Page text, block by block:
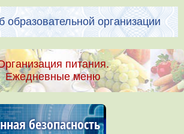
образовательной организации
питания.
Ежедневные меню
безопасность